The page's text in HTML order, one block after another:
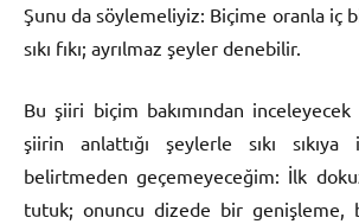
Şunu da söylemeliyiz: Biçime oranla iç
sıkı fıkı; ayrılmaz şeyler denebilir.
Bu şiiri biçim bakımından inceleyecek
şiirin anlattığı şeylerle sıkı
belirtmeden geçemeyeceğim: İlk
tutuk; onuncu dizede bir genişleme,